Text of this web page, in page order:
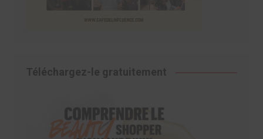
Téléchargez-le gratuitement